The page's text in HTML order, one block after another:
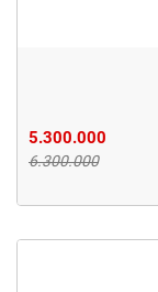
5.300.000
6.300.000